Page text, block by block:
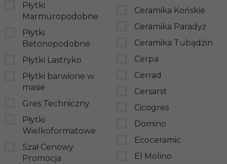
Płytki
Marmuropodobne
Płytki
Betonopodobne
Płytki Lastryko
Płytki barwione w
masie
Gres Techniczny
Płytki
Wielkoformatowe
Szał Cenowy
Promocja
Ceramika Końskie
Ceramika Paradyż
Ceramika Tubądzin
Cerpa
Cerrad
Cersanit
Cicogres
Domino
Ecoceramic
El Molino